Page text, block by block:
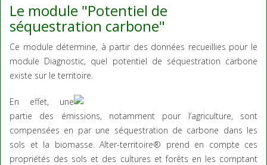
Le module "Potentiel de
séquestration carbone"
Ce module détermine, à partir des données recueillies pour le
module Diagnostic, quel potentiel de séquestration carbone
existe sur le territoire.
En effet, une
partie des émissions, notamment pour l’agriculture, sont
compensées en par une séquestration de carbone dans les
sols et la biomasse. Alter-territoire® prend en compte ces
propriétés des sols et des cultures et forêts en les comptant